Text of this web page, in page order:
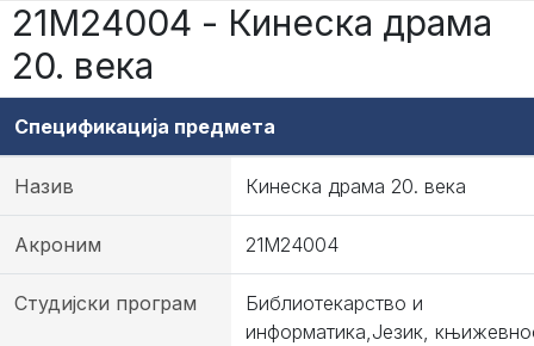
21М24004 - Кинеска драма
20. века
Спецификација предмета
Назив Кинеска драма 20. века
Акроним 21М24004
Студијски програм
Библиотекарство и
информатика,Језик,